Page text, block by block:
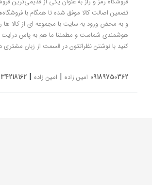
تضمین اصالت کالا موفق شده تا همگام با
و به محض ورود به سایت با مجموعه ای از کالا ها
کنید با نوشتن نظراتتون در قسمت از زبان
09189750362 امین زاده | امین زاده |